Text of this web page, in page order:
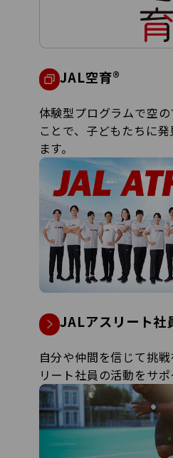
JAL空育®
体験型プログラムで空
ことで、子どもたちに
ます。
JALアスリート社
自分や仲間を信じて挑
リート社員の活動をサポ